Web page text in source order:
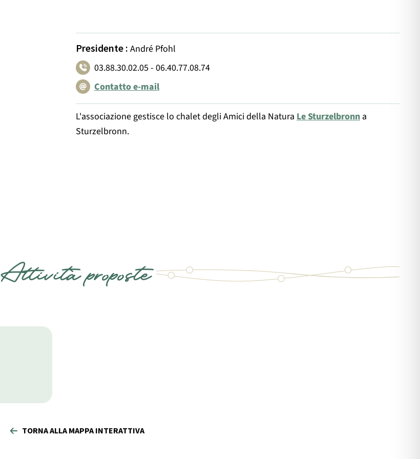
Presidente : André Pfohl
03.88.30.02.05 - 06.40.77.08.74
Contatto e-mail
L'associazione gestisce lo chalet degli Amici della Natura Le Sturzelbronn a
Sturzelbronn.
Attività proposte
TORNA ALLA MAPPA INTERATTIVA